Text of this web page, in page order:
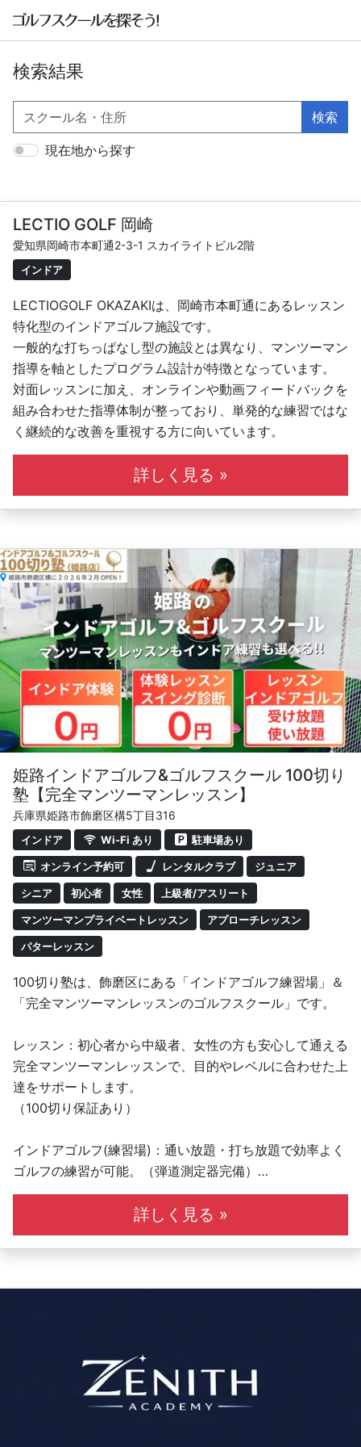
検索結果
検索
現在地から探す
LECTIO GOLF 岡崎
愛知県岡崎市本町通2-3-1 スカイライトビル2階
インドア
LECTIOGOLF OKAZAKIは、岡崎市本町通にあるレッスン
特化型のインドアゴルフ施設です。
一般的な打ちっぱなし型の施設とは異なり、マンツーマン
指導を軸としたプログラム設計が特徴となっています。
対面レッスンに加え、オンラインや動画フィードバックを
組み合わせた指導体制が整っており、単発的な練習ではな
く継続的な改善を重視する方に向いています。
詳しく見る »
姫路インドアゴルフ&ゴルフスクール 100切り
塾【完全マンツーマンレッスン】
兵庫県姫路市飾磨区構5丁目316
インドア Wi-Fi あり 駐車場あり
オンライン予約可 レンタルクラブ ジュニア
シニア 初心者 女性 上級者/アスリート
マンツーマンプライベートレッスン アプローチレッスン
パターレッスン
100切り塾は、飾磨区にある「インドアゴルフ練習場」＆
「完全マンツーマンレッスンのゴルフスクール」です。
レッスン：初心者から中級者、女性の方も安心して通える
完全マンツーマンレッスンで、目的やレベルに合わせた上
達をサポートします。
（100切り保証あり）
インドアゴルフ(練習場)：通い放題・打ち放題で効率よく
ゴルフの練習が可能。（弾道測定器完備）
※レッスンのみ/インドアゴルフ(練習場)のみ/両方の利用
も可能！
布団叩きやトンカチが使える人なら、
誰でもゴルフスイングはできます。
詳しく見る »